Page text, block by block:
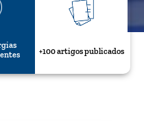
+100 artigos publicados